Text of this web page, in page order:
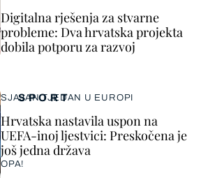
SPORT
SJAJAN TJEDAN U EUROPI
Hrvatska nastavila uspon na
UEFA-inoj ljestvici: Preskočena je
još jedna država
OPA!
Digitalna rješenja za stvarne
probleme: Dva hrvatska projekta
dobila potporu za razvoj